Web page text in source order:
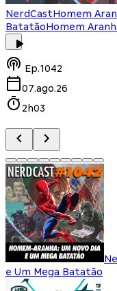
NerdCastHomem
BatatãoHomem
Ep.1042
07.ago.26
2h03
e Um Mega Batatão